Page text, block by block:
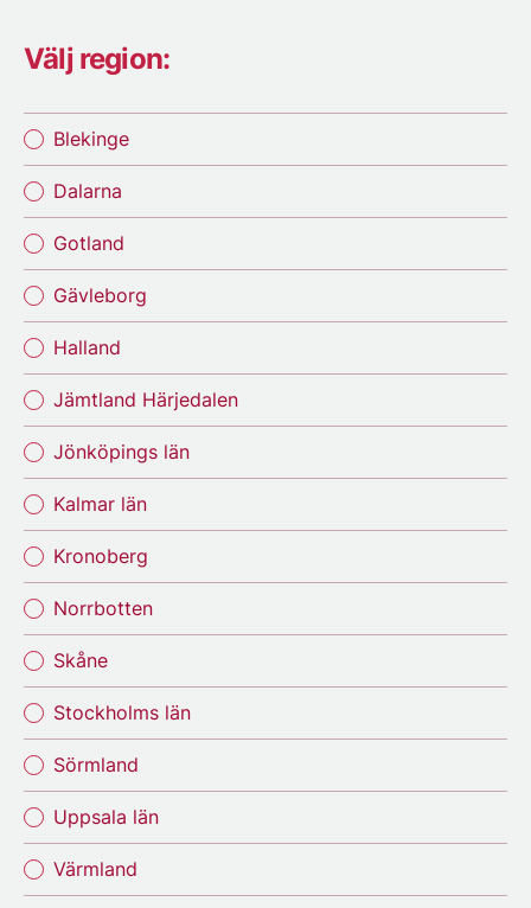
Välj region:
Blekinge
Dalarna
Gotland
Gävleborg
Halland
Jämtland Härjedalen
Jönköpings län
Kalmar län
Kronoberg
Norrbotten
Skåne
Stockholms län
Sörmland
Uppsala län
Värmland